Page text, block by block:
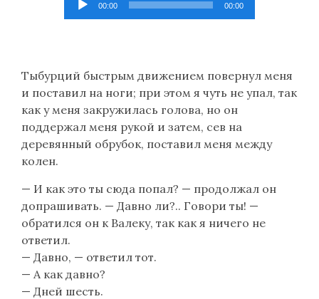
00:00 00:00
Тыбурций быстрым движением повернул меня
и поставил на ноги; при этом я чуть не упал, так
как у меня закружилась голова, но он
поддержал меня рукой и затем, сев на
деревянный обрубок, поставил меня между
колен.
— И как это ты сюда попал? — продолжал он
допрашивать. — Давно ли?.. Говори ты! —
обратился он к Валеку, так как я ничего не
ответил.
— Давно, — ответил тот.
— А как давно?
— Дней шесть.